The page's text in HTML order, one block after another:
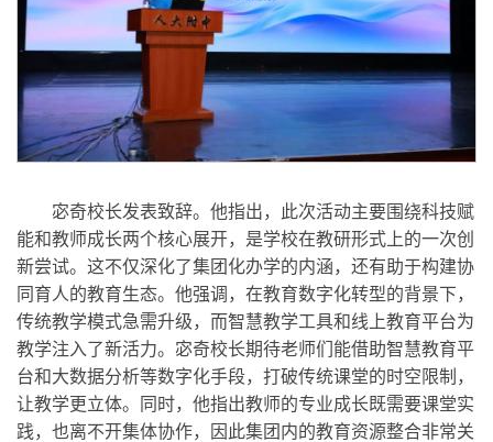
宓奇校长发表致辞。他指出，此次活动主要围绕科技赋
能和教师成长两个核心展开，是学校在教研形式上的一次创
新尝试。这不仅深化了集团化办学的内涵，还有助于构建协
同育人的教育生态。他强调，在教育数字化转型的背景下，
传统教学模式急需升级，而智慧教学工具和线上教育平台为
教学注入了新活力。宓奇校长期待老师们能借助智慧教育平
台和大数据分析等数字化手段，打破传统课堂的时空限制，
让教学更立体。同时，他指出教师的专业成长既需要课堂实
践，也离不开集体协作，因此集团内的教育资源整合非常关